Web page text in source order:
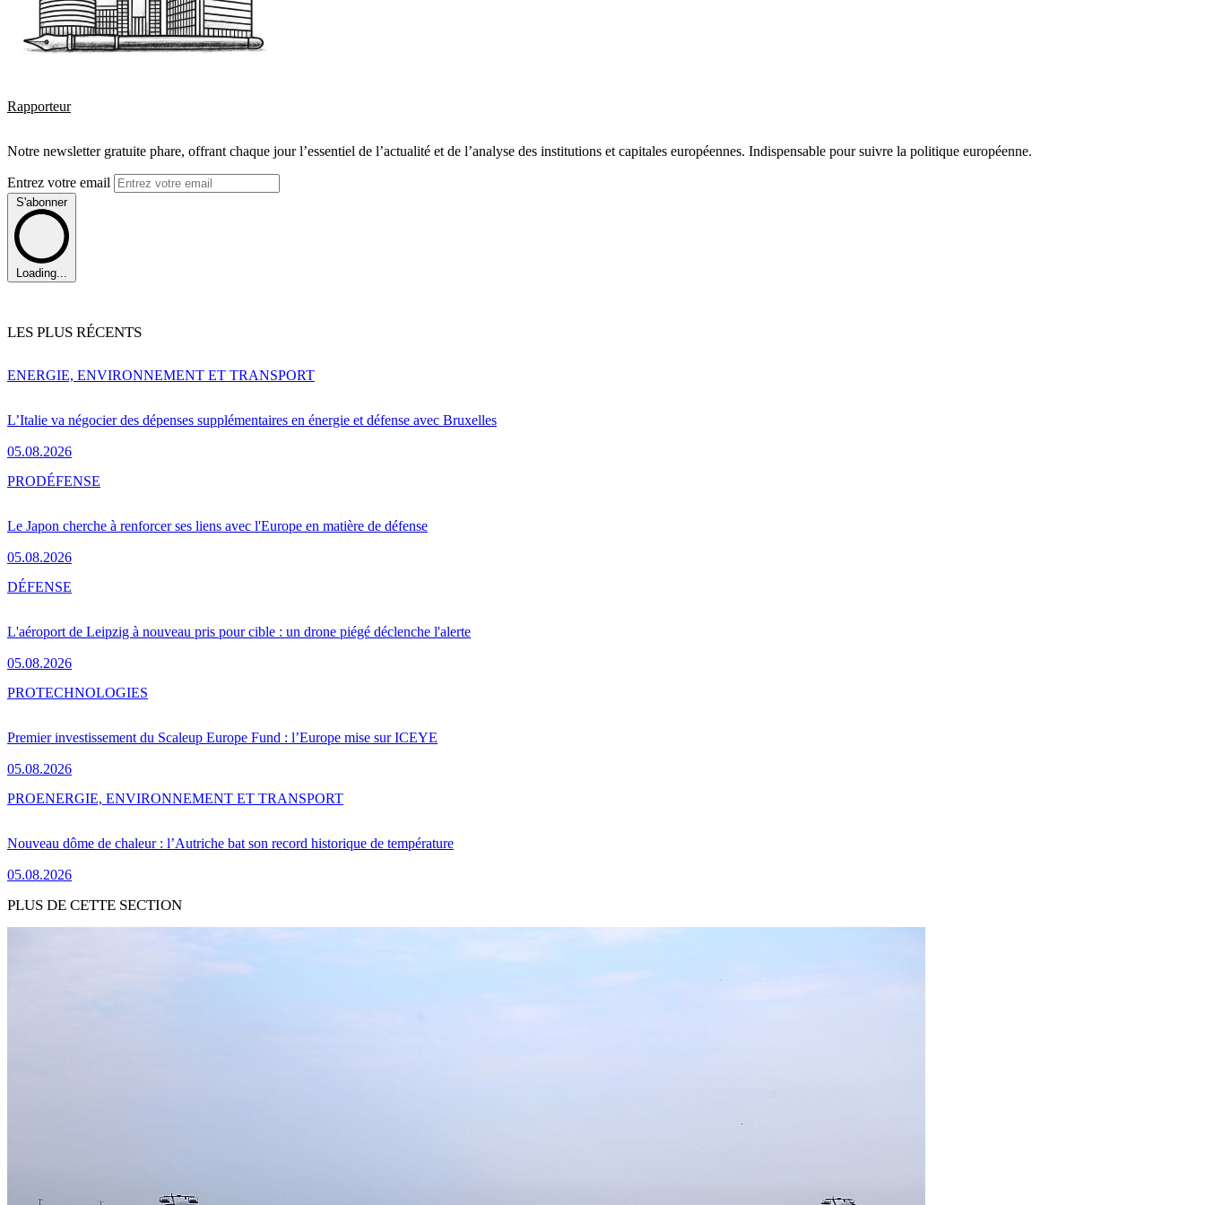
Rapporteur
Notre newsletter gratuite phare, offrant chaque jour l’essentiel de l’actualité et de l’analyse des institutions et capitales européennes. Indispensable pour suivre la politique européenne.
Entrez votre email
S'abonner
Loading...
LES PLUS RÉCENTS
L’Italie va négocier des dépenses supplémentaires en énergie et défense avec Bruxelles
05.08.2026
ENERGIE, ENVIRONNEMENT ET TRANSPORT
Le Japon cherche à renforcer ses liens avec l'Europe en matière de défense
05.08.2026
PRODÉFENSE
L'aéroport de Leipzig à nouveau pris pour cible : un drone piégé déclenche l'alerte
05.08.2026
DÉFENSE
Premier investissement du Scaleup Europe Fund : l’Europe mise sur ICEYE
05.08.2026
PROTECHNOLOGIES
Nouveau dôme de chaleur : l’Autriche bat son record historique de température
05.08.2026
PROENERGIE, ENVIRONNEMENT ET TRANSPORT
PLUS DE CETTE SECTION